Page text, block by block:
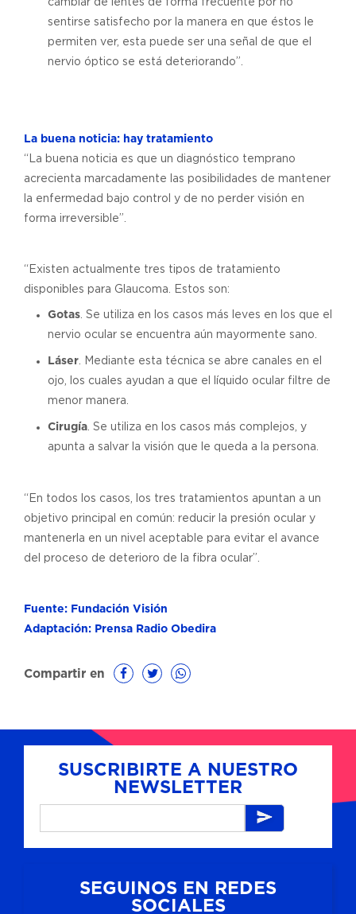
sentirse satisfecho por la manera en que éstos le
permiten ver, esta puede ser una señal de que el
nervio óptico se está deteriorando”.
La buena noticia: hay tratamiento
“La buena noticia es que un diagnóstico temprano
acrecienta marcadamente las posibilidades de mantener
la enfermedad bajo control y de no perder visión en
forma irreversible”.
“Existen actualmente tres tipos de tratamiento
disponibles para Glaucoma. Estos son:
Gotas . Se utiliza en los casos más leves en los que el
nervio ocular se encuentra aún mayormente sano.
Láser . Mediante esta técnica se abre canales en el
ojo, los cuales ayudan a que el líquido ocular filtre de
menor manera.
Cirugía . Se utiliza en los casos más complejos, y
apunta a salvar la visión que le queda a la persona.
“En todos los casos, los tres tratamientos apuntan a un
objetivo principal en común: reducir la presión ocular y
mantenerla en un nivel aceptable para evitar el avance
del proceso de deterioro de la fibra ocular”.
Fuente: Fundación Visión
Adaptación: Prensa Radio Obedira
Compartir en
SUSCRIBIRTE A NUESTRO
NEWSLETTER
SEGUINOS EN REDES
SOCIALES